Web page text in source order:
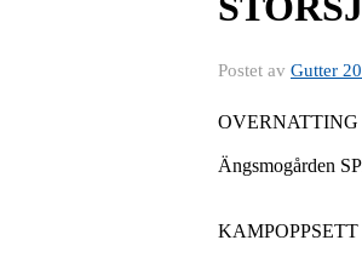
Postet av Gutter
OVERNATTING
Ängsmogården
KAMPOPPSETT